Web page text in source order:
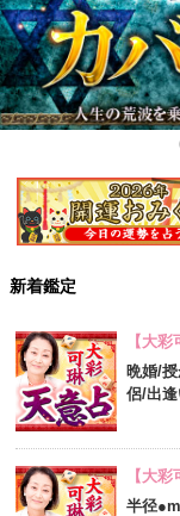
新着鑑定
【大
晩婚/
侶/出逢
【大
半径